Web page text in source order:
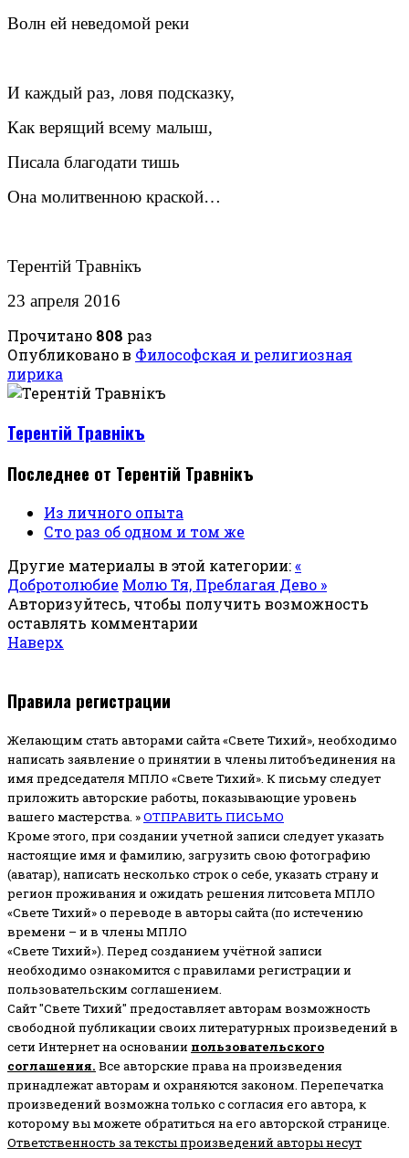
Волн ей неведомой реки
И каждый раз, ловя подсказку,
Как верящий всему малыш,
Писала благодати тишь
Она молитвенною краской…
Терентiй Травнiкъ
23 апреля 2016
Прочитано 808 раз
Опубликовано в Философская и религиозная
лирика
Терентiй Травнiкъ
Последнее от Терентiй Травнiкъ
Из личного опыта
Сто раз об одном и том же
Другие материалы в этой категории:«
Добротолюбие Молю Тя, Преблагая Дево »
Авторизуйтесь, чтобы получить возможность
оставлять комментарии
Наверх
Правила регистрации
Желающим стать авторами сайта «Свете Тихий», необходимо
написать заявление о принятии в члены литобъединения на
имя председателя МПЛО «Свете Тихий». К письму следует
приложить авторские работы, показывающие уровень
вашего мастерства. »ОТПРАВИТЬ ПИСЬМО
Кроме этого, при создании учетной записи следует указать
настоящие имя и фамилию, загрузить свою фотографию
(аватар), написать несколько строк о себе, указать страну и
регион проживания и ожидать решения литсовета МПЛО
«Свете Тихий» о переводе в авторы сайта (по истечению
времени – и в члены МПЛО
«Свете Тихий»). Перед созданием учётной записи
необходимо ознакомится с правилами регистрации и
пользовательским соглашением.
Сайт "Свете Тихий" предоставляет авторам возможность
свободной публикации своих литературных произведений в
сети Интернет на основании пользовательского
соглашения. Все авторские права на произведения
принадлежат авторам и охраняются законом. Перепечатка
произведений возможна только с согласия его автора, к
которому вы можете обратиться на его авторской странице.
Ответственность за тексты произведений авторы несут